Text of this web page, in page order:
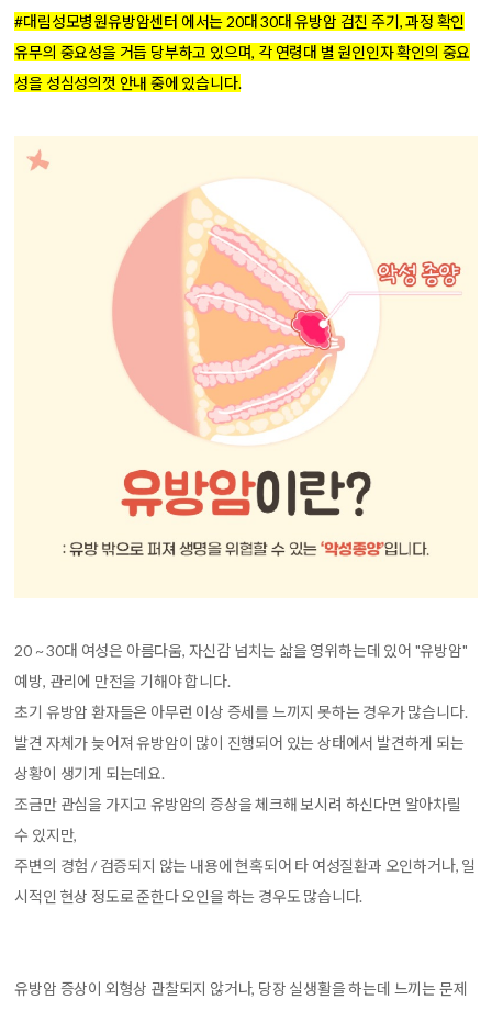
#대림성모병원유방암센터 에서는 20대 30대 유방암 검진 주기, 과정 확인
유무의 중요성을 거듭 당부하고 있으며, 각 연령대 별 원인인자 확인의 중요
성을 성심성의껏 안내 중에 있습니다.
20 ~ 30대 여성은 아름다움, 자신감 넘치는 삶을 영위하는데 있어 "유방암"
예방, 관리에 만전을 기해야 합니다.
초기 유방암 환자들은 아무런 이상 증세를 느끼지 못하는 경우가 많습니다.
발견 자체가 늦어져 유방암이 많이 진행되어 있는 상태에서 발견하게 되는
상황이 생기게 되는데요.
조금만 관심을 가지고 유방암의 증상을 체크해 보시려 하신다면 알아차릴
수 있지만,
주변의 경험 / 검증되지 않는 내용에 현혹되어 타 여성질환과 오인하거나, 일
시적인 현상 정도로 준한다 오인을 하는 경우도 많습니다.
유방암 증상이 외형상 관찰되지 않거나, 당장 실생활을 하는데 느끼는 문제